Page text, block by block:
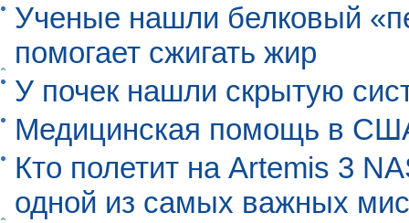
Ученые нашли белковый
помогает сжигать жир
У почек нашли скрытую
Медицинская помощь в
Кто полетит на Artemis 3
одной из самых важных